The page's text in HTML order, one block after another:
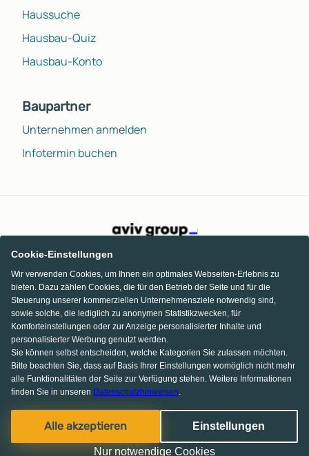
Haussuche
Hausbau-Quiz
Hausbau-Konto
Baupartner
Unternehmen anmelden
Infotermin buchen
© 2013-2026 MS media systems GmbH
Facebook
Pinterest
Instagram
Cookie-Einstellungen
Wir verwenden Cookies, um Ihnen ein optimales Webseiten-Erlebnis zu
bieten. Dazu zählen Cookies, die für den Betrieb der Seite und für die
Steuerung unserer kommerziellen Unternehmensziele notwendig sind,
sowie solche, die lediglich zu anonymen Statistikzwecken, für
Komforteinstellungen oder zur Anzeige personalisierter Inhalte und
personalisierter Werbung genutzt werden.
Sie können selbst entscheiden, welche Kategorien Sie zulassen möchten.
Bitte beachten Sie, dass auf Basis Ihrer Einstellungen womöglich nicht mehr
alle Funktionalitäten der Seite zur Verfügung stehen. Weitere Informationen
finden Sie in unseren Datenschutzhinweisen.
Alle akzeptieren Einstellungen
Nur notwendige Cookies